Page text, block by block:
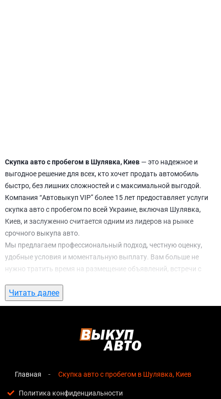
Скупка авто с пробегом в Шулявка, Киев — это надежное и
выгодное решение для всех, кто хочет продать автомобиль
быстро, без лишних сложностей и с максимальной выгодой.
Компания “Автовыкуп VIP” более 15 лет предоставляет услуги
скупка авто с пробегом по всей Украине, включая Шулявка,
Киев, и заслуженно считается одним из лидеров на рынке
срочного выкупа авто.
Мы предлагаем профессиональный подход, честную оценку,
удобные условия и моментальную выплату. Вам больше не
нужно тратить время на размещение объявлений, встречи с
ожидание. С нами вы можете
Шулявка, Киеввсего за 1 день.
авто с пробегом в Шулявка, Киев
озвучивается сразу после обращения, без скрытых
Прозрачные условия— все этапы сделки полностью
Читать далее
Главная Скупка авто с пробегом в Шулявка, Киев
Политика конфиденциальности